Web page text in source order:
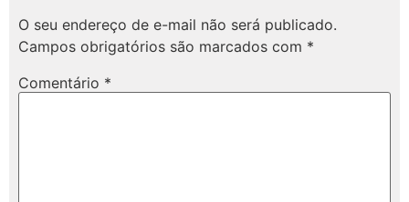
O seu endereço de e-mail não será publicado.
Campos obrigatórios são marcados com *
Comentário *